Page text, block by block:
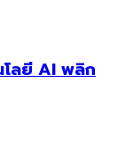
โลยี AI พลิก